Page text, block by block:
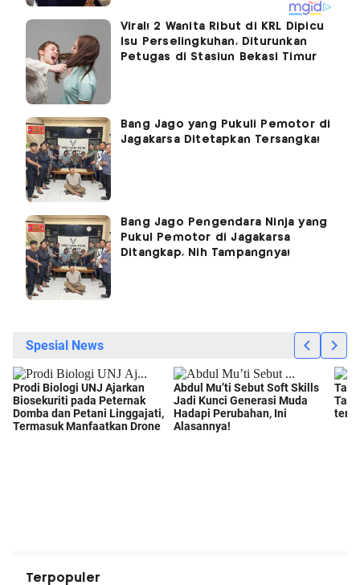
Viral! 2 Wanita Ribut di KRL Dipicu
Isu Perselingkuhan, Diturunkan
Petugas di Stasiun Bekasi Timur
Bang Jago yang Pukuli Pemotor di
Jagakarsa Ditetapkan Tersangka!
Bang Jago Pengendara Ninja yang
Pukul Pemotor di Jagakarsa
Ditangkap, Nih Tampangnya!
Terpopuler